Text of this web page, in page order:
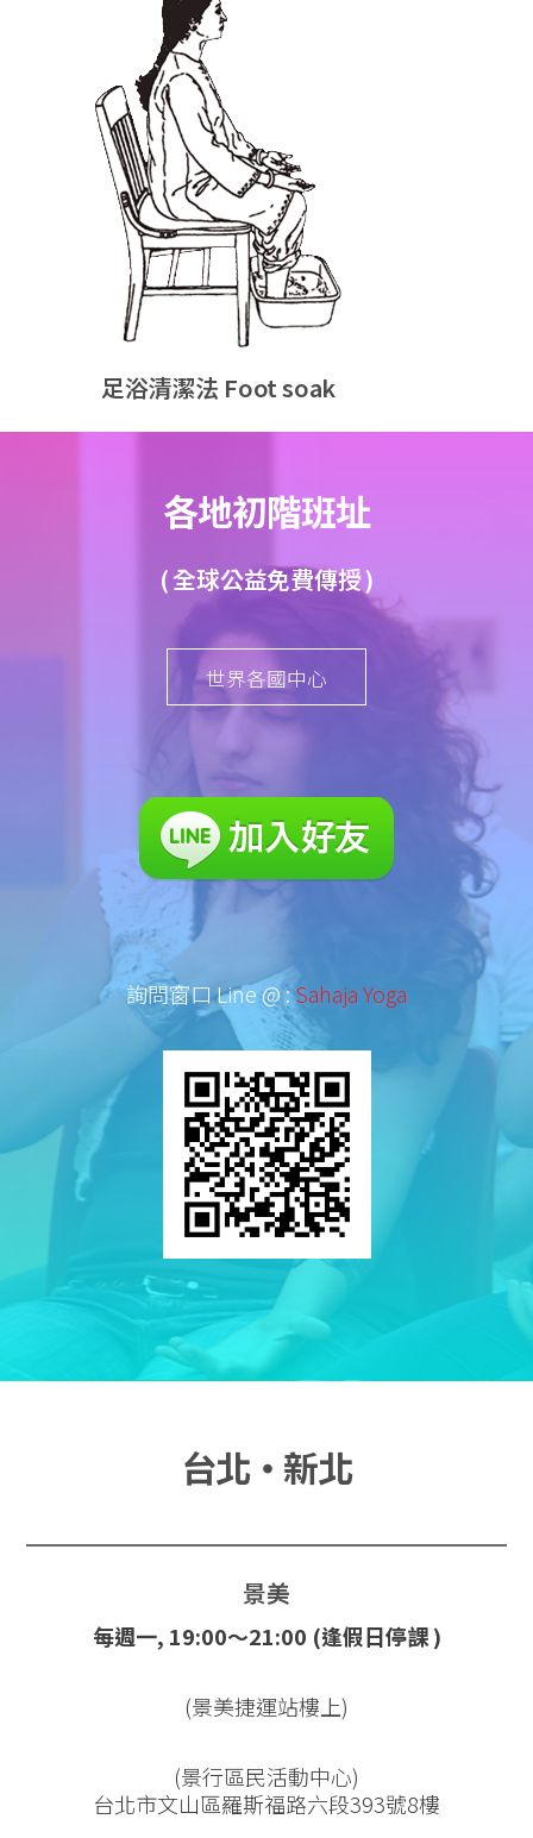
足浴清潔法 Foot soak
各地初階班址
( 全球公益免費傳授 )
世界各國中心
詢問窗口 Line @ :Sahaja Yoga
台北‧新北
景美
每週一, 19:00～21:00 (逢假日停課 )
(景美捷運站樓上)
(景行區民活動中心)
台北市文山區羅斯福路六段393號8樓